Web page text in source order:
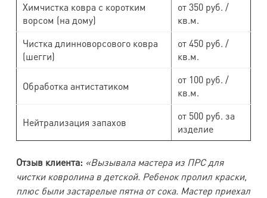
Химчистка ковра с коротким
ворсом (на дому)
от 350 руб. /
кв.м.
Чистка длинноворсового ковра
(шегги)
от 450 руб. /
кв.м.
Обработка антистатиком
от 100 руб. /
кв.м.
Нейтрализация запахов
от 500 руб. за
изделие
Отзыв клиента: «Вызывала мастера из ПРС для
чистки ковролина в детской. Ребенок пролил краски,
плюс были застарелые пятна от сока. Мастер приехал